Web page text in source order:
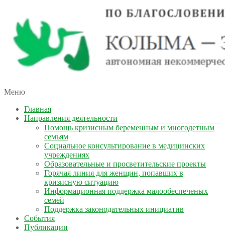
КОЛЫМА — ЗА ЖИЗНЬ
автономная некоммерческая организация
Меню
Главная
Направления деятельности
Помощь кризисным беременным и многодетным
семьям
Социальное консультирование в медицинских
учреждениях
Образовательные и просветительские проекты
Горячая линия для женщин, попавших в
кризисную ситуацию
Информационная поддержка малообеспеченых
семей
Поддержка законодательных инициатив
События
Публикации